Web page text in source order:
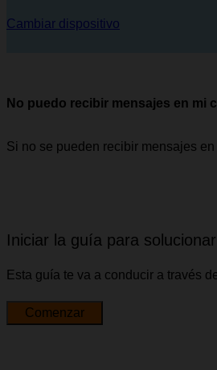
Cambiar dispositivo
No puedo recibir mensajes en mi
Si no se pueden recibir mensajes
Iniciar la guía para
Esta guía te va a conducir a través
Comenzar